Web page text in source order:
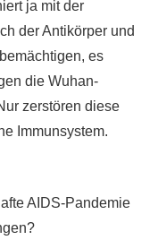
ja mit der
der Antikörper und
es
die Wuhan-
zerstören diese
Immunsystem.
AIDS-Pandemie